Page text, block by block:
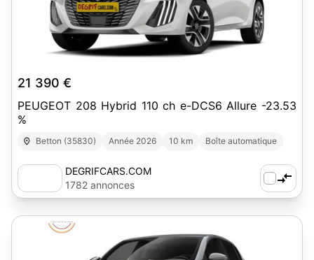
21 390 €
PEUGEOT 208 Hybrid 110 ch e-DCS6 Allure -23.53
%
Betton (35830) Année 2026 10 km Boîte automatique
DEGRIFCARS.COM
1782 annonces